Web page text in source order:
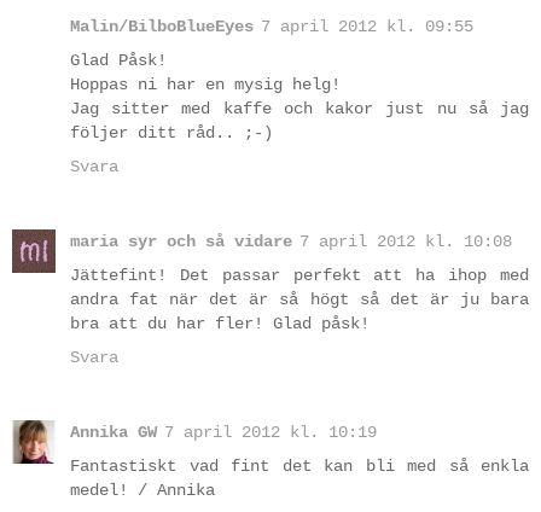
Malin/BilboBlueEyes 7 april 2012 kl. 09:55
Glad Påsk!
Hoppas ni har en mysig helg!
Jag sitter med kaffe och kakor just nu så jag
följer ditt råd.. ;-)
Svara
maria syr och så vidare 7 april 2012 kl. 10:08
Jättefint! Det passar perfekt att ha ihop med
andra fat när det är så högt så det är ju bara
bra att du har fler! Glad påsk!
Svara
Annika GW 7 april 2012 kl. 10:19
Fantastiskt vad fint det kan bli med så enkla
medel! / Annika